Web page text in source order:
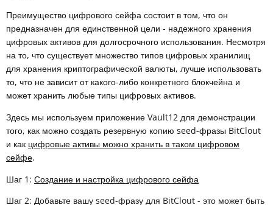
Преимущество цифрового сейфа состоит в том, что он
предназначен для единственной цели - надежного хранения
цифровых активов для долгосрочного использования. Несмотря
на то, что существует множество типов цифровых хранилищ
для хранения криптографической валюты, лучше использовать
то, что не зависит от какого-либо конкретного блокчейна и
может хранить любые типы цифровых активов.
Здесь мы используем приложение Vault12 для демонстрации
того, как можно создать резервную копию seed-фразы BitClout
и как цифровые активы можно хранить в таком цифровом
сейфе.
Шаг 1: Создание и настройка цифрового сейфа
Шаг 2: Добавьте вашу seed-фразу для BitClout - это может быть